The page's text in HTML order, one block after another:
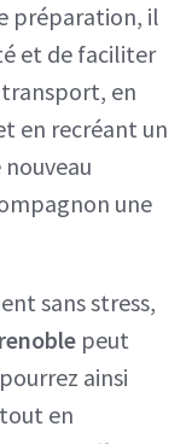
préparation, il
et de faciliter
en
en recréant un
une
sans stress,
peut
ainsi
en